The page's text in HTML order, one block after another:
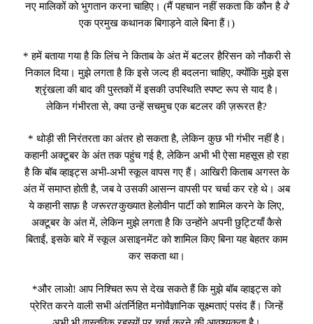
नए मालिकों को भुगतान करना चाहिए। (मैं पहचान नहीं सकता कि कौन हैवे
एक प्रमुख कथानक बिगाड़ने वाले बिना हैं।)
* हमें बताया गया है कि लिंच ने किताब के अंत में बटलर हैरिसन को नौकरी से
निकाल दिया। मुझे लगता है कि इसे जल्द ही बदलना चाहिए, क्योंकि मुझे इस
श्रृंखला की बाद की पुस्तकों में इसकी उपस्थिति स्पष्ट रूप से याद है।
लेकिन गंभीरता से, क्या उन्हें सचमुच एक बटलर की ज़रूरत है?
* थोड़ी सी निरंतरता का अंतर हो सकता है, लेकिन कुछ भी गंभीर नहीं है।
कहानी अक्टूबर के अंत तक पहुंच गई है, लेकिन अभी भी ऐसा महसूस हो रहा
है कि बॉब व्हाइट्स अभी-अभी स्कूल वापस गए हैं। आखिरी किताब अगस्त के
अंत में समाप्त होती है, जब वे उसकी आसन्न वापसी पर चर्चा कर रहे थे। अब
ये कहानी साफ़ है जरूरतकुख्यात हेलोवीन पार्टी को शामिल करने के लिए,
अक्टूबर के अंत में, लेकिन मुझे लगता है कि उन्होंने अपनी छुट्टियाँ कैसे
बिताईं, इसके बारे में स्कूल असाइनमेंट को शामिल किए बिना यह बेहतर काम
कर सकता था।
*और लाओ! आप निश्चित रूप से देख सकते हैं कि मुझे बॉब व्हाइट्स को
प्रेरित करने वाली सभी अंतर्निहित मनोवैज्ञानिक सूक्ष्मताएं पसंद हैं। जिन्हें